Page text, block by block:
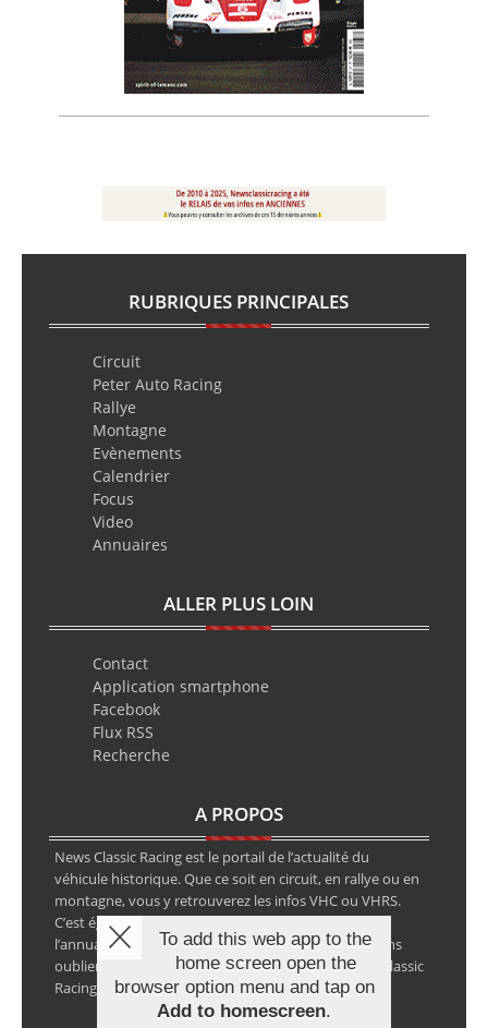
RUBRIQUES PRINCIPALES
Circuit
Peter Auto Racing
Rallye
Montagne
Evènements
Calendrier
Focus
Video
Annuaires
ALLER PLUS LOIN
Contact
Application smartphone
Facebook
Flux RSS
Recherche
A PROPOS
News Classic Racing est le portail de l’actualité du
véhicule historique. Que ce soit en circuit, en rallye ou en
montagne, vous y retrouverez les infos VHC ou VHRS.
C’est également le calendrier des épreuves ainsi que
l’annuaire des spécialistes de la voiture ancienne, sans
oublier les petites annonces avec notre partenaire Classic
Racing Annonces.
To add this web app to the
home screen open the
browser option menu and tap on
Add to homescreen.